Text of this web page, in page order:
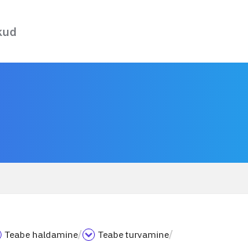
Teabe haldamine/ Teabe turvamine/